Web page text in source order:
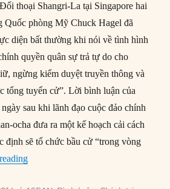
thoại Shangri-La tại Singapore hai
Quốc phòng Mỹ Chuck Hagel đã
diện bất thường khi nói về tình hình
quyền quân sự trả tự do cho
ngừng kiểm duyệt truyền thông và
tổng tuyển cử”. Lời bình luận của
sau khi lãnh đạo cuộc đảo chính
ocha đưa ra một kế hoạch cải cách
định sẽ tổ chức bầu cử “trong vòng
“Trung Quốc là kẻ đắc lợi nhất từ